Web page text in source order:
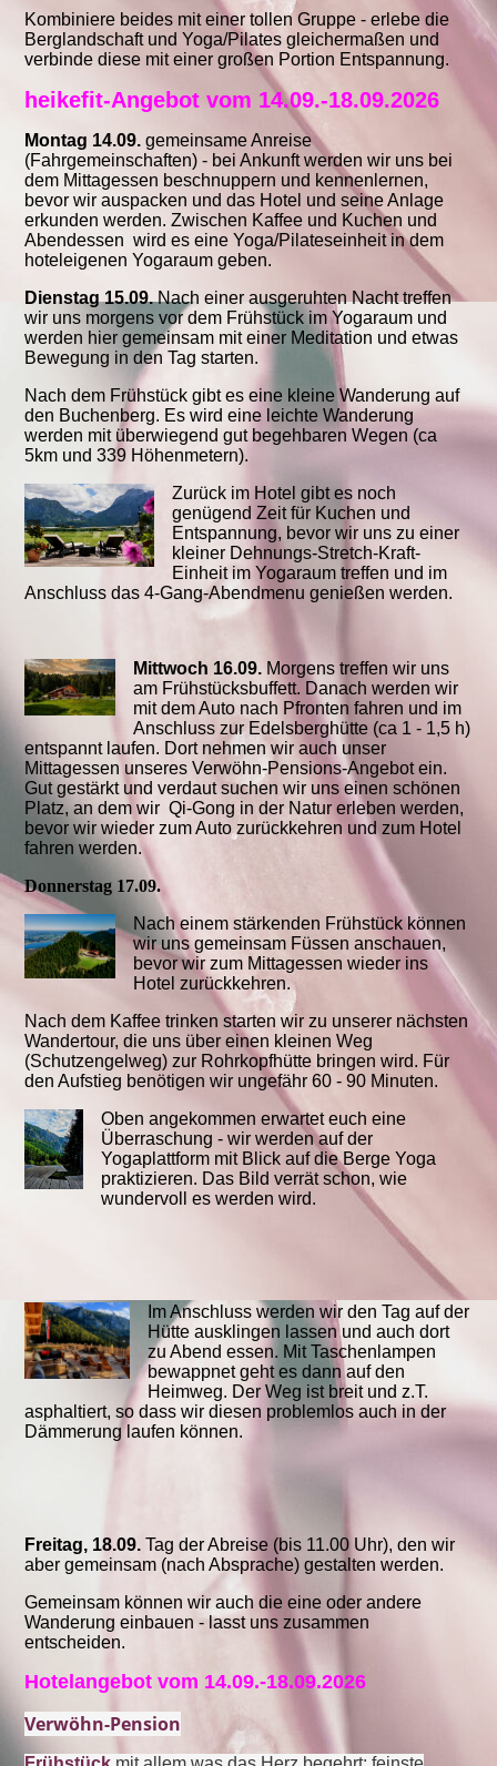
Kombiniere beides mit einer tollen Gruppe - erlebe die
Berglandschaft und Yoga/Pilates gleichermaßen und
verbinde diese mit einer großen Portion Entspannung.
heikefit-Angebot vom 14.09.-18.09.2026
Montag 14.09. gemeinsame Anreise
(Fahrgemeinschaften) - bei Ankunft werden wir uns bei
dem Mittagessen beschnuppern und kennenlernen,
bevor wir auspacken und das Hotel und seine Anlage
erkunden werden. Zwischen Kaffee und Kuchen und
Abendessen wird es eine Yoga/Pilateseinheit in dem
hoteleigenen Yogaraum geben.
Dienstag 15.09.Nach einer ausgeruhten Nacht treffen
wir uns morgens vor dem Frühstück im Yogaraum und
werden hier gemeinsam mit einer Meditation und etwas
Bewegung in den Tag starten.
Nach dem Frühstück gibt es eine kleine Wanderung auf
den Buchenberg. Es wird eine leichte Wanderung
werden mit überwiegend gut begehbaren Wegen (ca
5km und 339 Höhenmetern).
Zurück im Hotel gibt es noch
genügend Zeit für Kuchen und
Entspannung, bevor wir uns zu einer
kleiner Dehnungs-Stretch-Kraft-
Einheit im Yogaraum treffen und im
Anschluss das 4-Gang-Abendmenu genießen werden.
Mittwoch 16.09. Morgens treffen wir uns
am Frühstücksbuffett. Danach werden wir
mit dem Auto nach Pfronten fahren und im
Anschluss zur Edelsberghütte (ca 1 - 1,5 h)
entspannt laufen. Dort nehmen wir auch unser
Mittagessen unseres Verwöhn-Pensions-Angebot ein.
Gut gestärkt und verdaut suchen wir uns einen schönen
Platz, an dem wir Qi-Gong in der Natur erleben werden,
bevor wir wieder zum Auto zurückkehren und zum Hotel
fahren werden.
Donnerstag 17.09.
Nach einem stärkenden Frühstück können
wir uns gemeinsam Füssen anschauen,
bevor wir zum Mittagessen wieder ins
Hotel zurückkehren.
Nach dem Kaffee trinken starten wir zu unserer nächsten
Wandertour, die uns über einen kleinen Weg
(Schutzengelweg) zur Rohrkopfhütte bringen wird. Für
den Aufstieg benötigen wir ungefähr 60 - 90 Minuten.
Oben angekommen erwartet euch eine
Überraschung - wir werden auf der
Yogaplattform mit Blick auf die Berge Yoga
praktizieren. Das Bild verrät schon, wie
wundervoll es werden wird.
Im Anschluss werden wir den Tag auf der
Hütte ausklingen lassen und auch dort
zu Abend essen. Mit Taschenlampen
bewappnet geht es dann auf den
Heimweg. Der Weg ist breit und z.T.
asphaltiert, so dass wir diesen problemlos auch in der
Dämmerung laufen können.
Freitag, 18.09.Tag der Abreise (bis 11.00 Uhr), den wir
aber gemeinsam (nach Absprache) gestalten werden.
Gemeinsam können wir auch die eine oder andere
Wanderung einbauen - lasst uns zusammen
entscheiden.
Hotelangebot vom 14.09.-18.09.2026
Verwöhn-Pension